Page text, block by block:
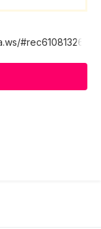
#rec610813269